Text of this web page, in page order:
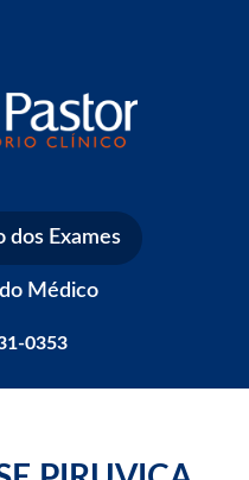
dos Exames
Médico
0353